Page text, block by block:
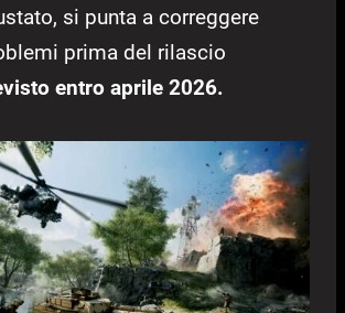
si punta a correggere
prima del rilascio
entro aprile 2026.